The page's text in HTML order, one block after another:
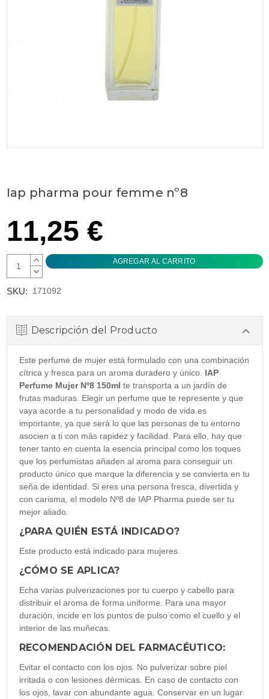
Iap pharma pour femme nº8
11,25 €
AUMENTAR
CANTIDAD:
DISMINUIR
SKU: 171092
Descripción del Producto
Este perfume de mujer está formulado con una combinación
cítrica y fresca para un aroma duradero y único. IAP
Perfume Mujer Nº8 150ml te transporta a un jardín de
frutas maduras. Elegir un perfume que te represente y que
vaya acorde a tu personalidad y modo de vida es
importante, ya que será lo que las personas de tu entorno
asocien a ti con más rapidez y facilidad. Para ello, hay que
tener tanto en cuenta la esencia principal como los toques
que los perfumistas añaden al aroma para conseguir un
producto único que marque la diferencia y se convierta en tu
seña de identidad. Si eres una persona fresca, divertida y
con carisma, el modelo Nº8 de IAP Pharma puede ser tu
mejor aliado.
¿PARA QUIÉN ESTÁ INDICADO?
Este producto está indicado para mujeres.
¿CÓMO SE APLICA?
Echa varias pulverizaciones por tu cuerpo y cabello para
distribuir el aroma de forma uniforme. Para una mayor
duración, incide en los puntos de pulso como el cuello y el
interior de las muñecas.
RECOMENDACIÓN DEL FARMACÉUTICO:
Evitar el contacto con los ojos. No pulverizar sobre piel
irritada o con lesiones dérmicas. En caso de contacto con
los ojos, lavar con abundante agua. Conservar en un lugar